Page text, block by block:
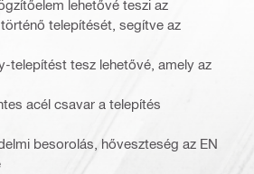
lehetővé teszi az
telepítését, segítve az
telepítést tesz lehetővé, amely az
acél csavar a telepítés
besorolás, hőveszteség az EN